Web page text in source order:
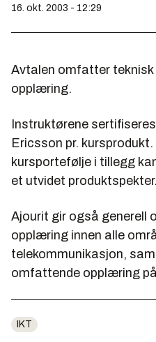
16. okt. 2003 - 12:29
Avtalen omfatter teknisk
opplæring.
Instruktørene
Ericsson pr.
kursportefølje i tillegg
et utvidet produktspekter.
Ajourit gir også generell
opplæring innen alle
telekommunikasjon,
omfattende opplæring
IKT